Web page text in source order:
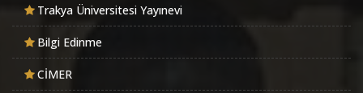
Trakya Üniversitesi Yayınevi
Bilgi Edinme
CİMER